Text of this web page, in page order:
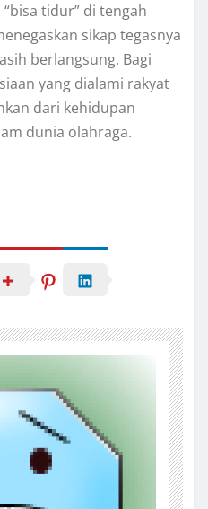
tidur” di tengah
sikap tegasnya
berlangsung. Bagi
yang dialami rakyat
dari kehidupan
dunia olahraga.